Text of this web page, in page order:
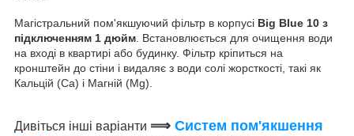
Магістральний пом'якшуючий фільтр в корпусі Big Blue 10 з
підключенням 1 дюйм . Встановлюється для очищення води
на вході в квартирі або будинку. Фільтр кріпиться на
кронштейн до стіни і видаляє з води солі жорсткості, такі як
Кальцій (Ca) і Магній (Mg).
Дивіться інші варіанти ⟹ Систем пом'якшення